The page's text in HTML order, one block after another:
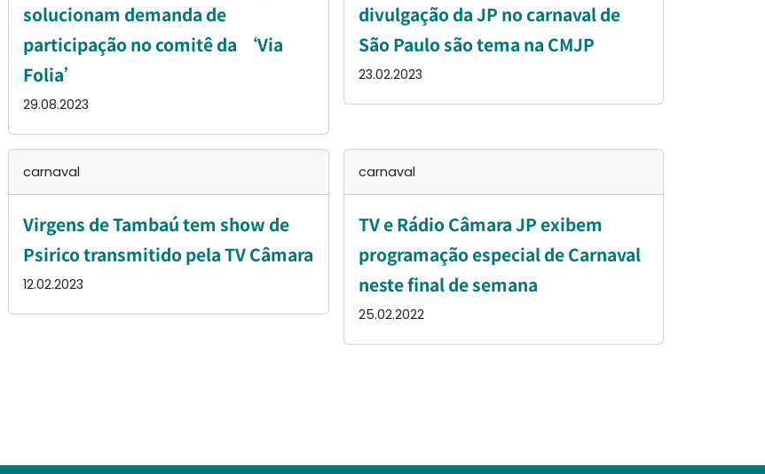
solucionam demanda de
participação no comitê da ‘Via
Folia’
29.08.2023
divulgação da JP no carnaval de
São Paulo são tema na CMJP
23.02.2023
carnaval
Virgens de Tambaú tem show de
Psirico transmitido pela TV Câmara
12.02.2023
carnaval
TV e Rádio Câmara JP exibem
programação especial de Carnaval
neste final de semana
25.02.2022